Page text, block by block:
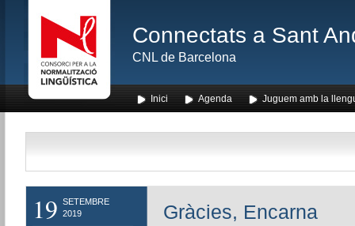
Connectats a Sant
CNL de Barcelona
Inici Agenda Juguem amb la
19 SETEMBRE
2019
Gràcies, Encarna